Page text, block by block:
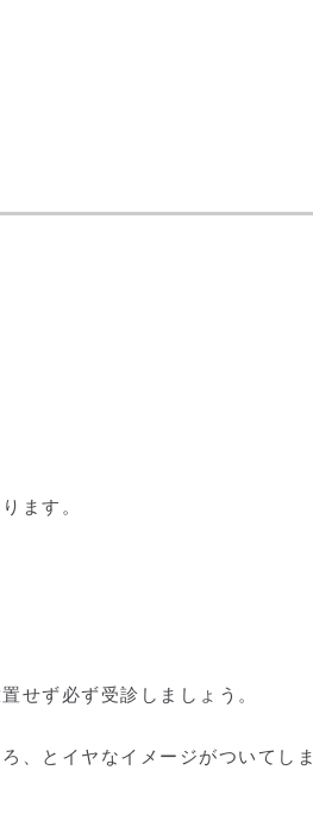
ます。
せず必ず受診しましょう。
、とイヤなイメージがついてしま